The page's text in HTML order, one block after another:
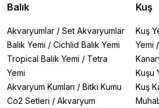
Balık
Akvaryumlar / Set Akvaryumlar
Balık Yemi / Cichlid Balık Yemi
Tropical Balık Yemi / Tetra
Yemi
Akvaryum Kumları / Bitki Kumu
Co2 Setleri / Akvaryum
Kuş
Kuş
Yemi /
Kuşu
Kuş